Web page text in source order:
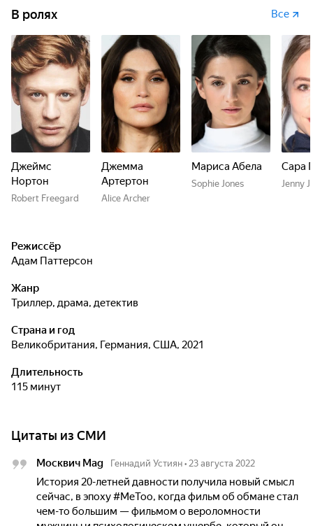
В ролях Все
Джеймс
Нортон
Robert Freegard
Джемма
Артертон
Alice Archer
Мариса Абела
Sophie Jones
Сара
Jenny
Режиссёр
Адам Паттерсон
Жанр
триллер, драма, детектив
Страна и год
Великобритания, Германия, США, 2021
Длительность
115 минут
Цитаты из СМИ
Москвич Mag Геннадий Устиян • 23 августа 2022
История 20-летней давности получила новый смысл
сейчас, в эпоху #MeToo, когда фильм об обмане стал
чем-то большим — фильмом о вероломности